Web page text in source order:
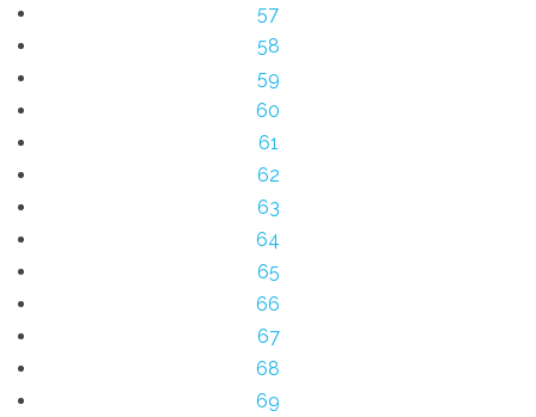
57
58
59
60
61
62
63
64
65
66
67
68
69